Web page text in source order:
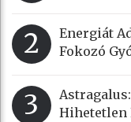
2
Energiát
Fokozó
3
Hihetetlen